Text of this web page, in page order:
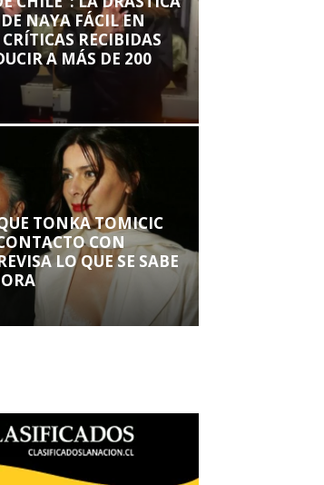
NAYA FÁCIL EN
RECIBIDAS
A MÁS DE 200
TONKA TOMICIC
CON
LO QUE SE SABE